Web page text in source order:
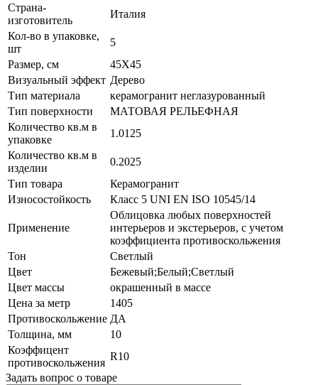
Страна-
изготовитель
Италия
Кол-во в упаковке,
шт
5
Размер, см
45X45
Визуальный эффект Дерево
Тип материала
керамогранит неглазурованный
Тип поверхности
МАТОВАЯ РЕЛЬЕФНАЯ
Количество кв.м в
упаковке
1.0125
Количество кв.м в
изделии
0.2025
Тип товара
Керамогранит
Износостойкость
Класс 5 UNI EN ISO 10545/14
Применение
Облицовка любых поверхностей
интерьеров и экстерьеров, с учетом
коэффициента противоскольжения
Тон
Светлый
Цвет
Бежевый;Белый;Светлый
Цвет массы
окрашенный в массе
Цена за метр
1405
Противоскольжение ДА
Толщина, мм
10
Коэффицент
противоскольжения
R10
Задать вопрос о товаре